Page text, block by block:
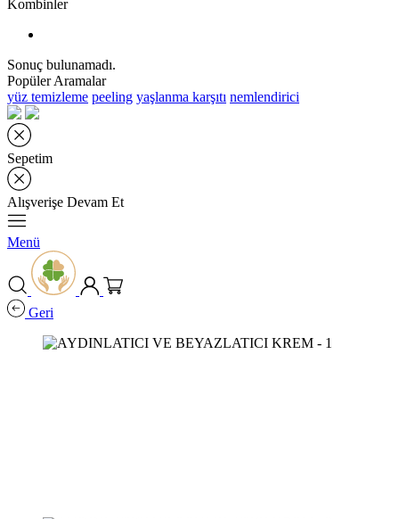
Kombinler
Sonuç bulunamadı.
Popüler Aramalar
yüz temizleme peeling yaşlanma karşıtı nemlendirici
Sepetim
Alışverişe Devam Et
Menü
Geri